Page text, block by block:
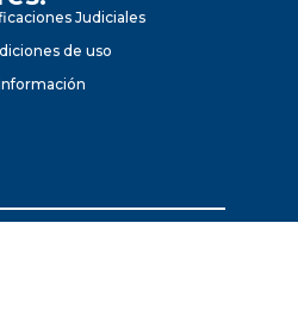
Judiciales
de uso